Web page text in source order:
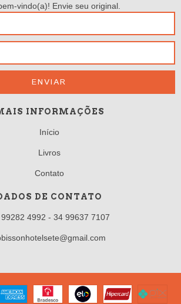
vindo(a)! Envie seu original.
INFORMAÇÕES
Início
Livros
Contato
DE CONTATO
4992 - 34 99637 7107